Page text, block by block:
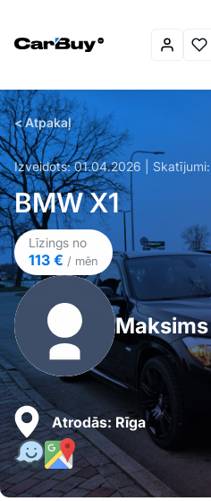
< Atpakaļ
Izveidots:01.04.2026 | Skatījumi:
BMW X1
Līzings no
113 € / mēn
Maksims
Atrodās: Rīga